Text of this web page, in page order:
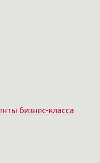
бизнес-класса